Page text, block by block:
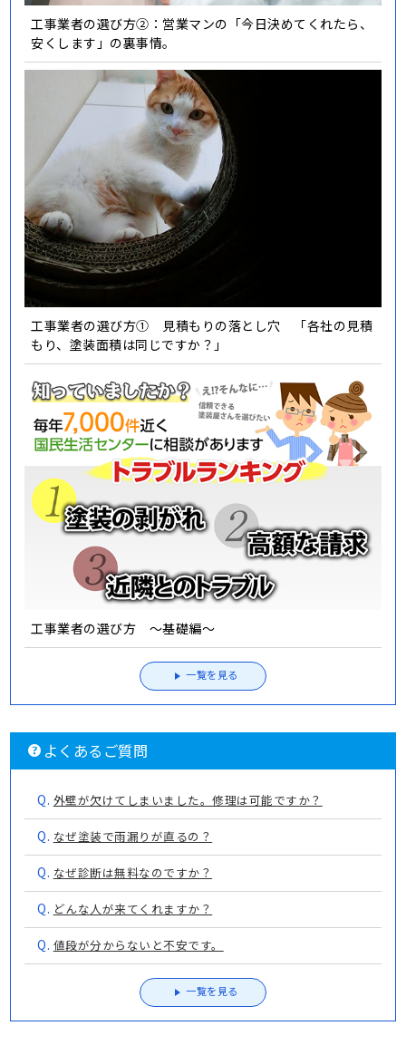
工事業者の選び方②：営業マンの「今日決めてくれたら、
安くします」の裏事情。
工事業者の選び方① 見積もりの落とし穴 「各社の見積
もり、塗装面積は同じですか？」
工事業者の選び方 ～基礎編～
一覧を見る
よくあるご質問
Q. 外壁が欠けてしまいました。修理は可能ですか？
Q. なぜ塗装で雨漏りが直るの？
Q. なぜ診断は無料なのですか？
Q. どんな人が来てくれますか？
Q. 値段が分からないと不安です。
一覧を見る